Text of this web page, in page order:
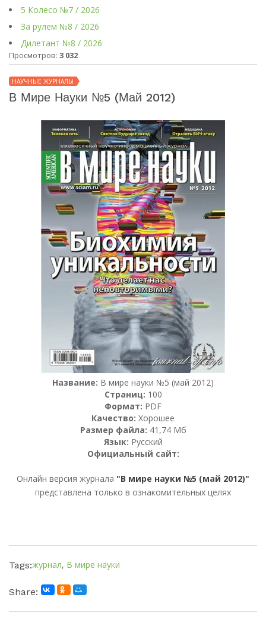
5 Колесо №7 / 2026
За рулем №8 / 2026
Дилетант №8 / 2026
Просмотров: 3 032
НАУЧНЫЕ ЖУРНАЛЫ
В Мире Науки №5 (май 2012)
Название: В мире науки №5 (май 2012)
Страниц: 100
Формат: PDF
Качество: Хорошее
Размер файла: 41,74 Мб
Язык: Русский
Официальный сайт:
Онлайн версия журнала "В мире науки №5 (май 2012)"
представлена только в ознакомительных целях
Tags:журнал, В мире науки
Share: